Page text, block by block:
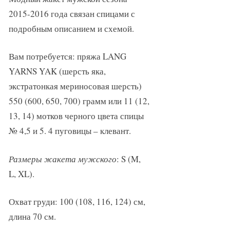
2015-2016 года связан спицами с
подробным описанием и схемой.
Вам потребуется: пряжа LANG
YARNS YAK (шерсть яка,
экстратонкая мериносовая шерсть)
550 (600, 650, 700) грамм или 11 (12,
13, 14) мотков черного цвета спицы
№ 4,5 и 5. 4 пуговицы – клевант.
Размеры жакета мужского: S (M,
L, XL).
Охват груди: 100 (108, 116, 124) см,
длина 70 см.